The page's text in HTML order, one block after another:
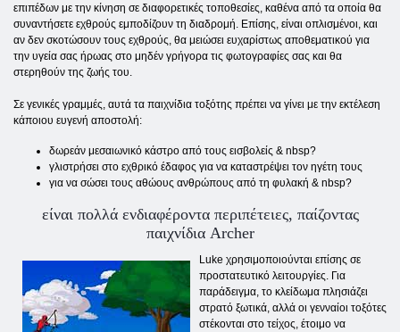
επιπέδων με την κίνηση σε διαφορετικές τοποθεσίες, καθένα από τα οποία θα
συναντήσετε εχθρούς εμποδίζουν τη διαδρομή. Επίσης, είναι οπλισμένοι, και
αν δεν σκοτώσουν τους εχθρούς, θα μειώσει ευχαρίστως αποθεματικού για
την υγεία σας ήρωας στο μηδέν γρήγορα τις φωτογραφίες σας και θα
στερηθούν της ζωής του.
Σε γενικές γραμμές, αυτά τα παιχνίδια τοξότης πρέπει να γίνει με την εκτέλεση
κάποιου ευγενή αποστολή:
δωρεάν μεσαιωνικό κάστρο από τους εισβολείς & nbsp?
γλιστρήσει στο εχθρικό έδαφος για να καταστρέψει τον ηγέτη τους
για να σώσει τους αθώους ανθρώπους από τη φυλακή & nbsp?
είναι πολλά ενδιαφέροντα περιπέτειες, παίζοντας
παιχνίδια Archer
Luke χρησιμοποιούνται επίσης σε
προστατευτικό λειτουργίες. Για
παράδειγμα, το κλείδωμα πλησιάζει
στρατό ξωτικά, αλλά οι γενναίοι τοξότες
στέκονται στο τείχος, έτοιμο να